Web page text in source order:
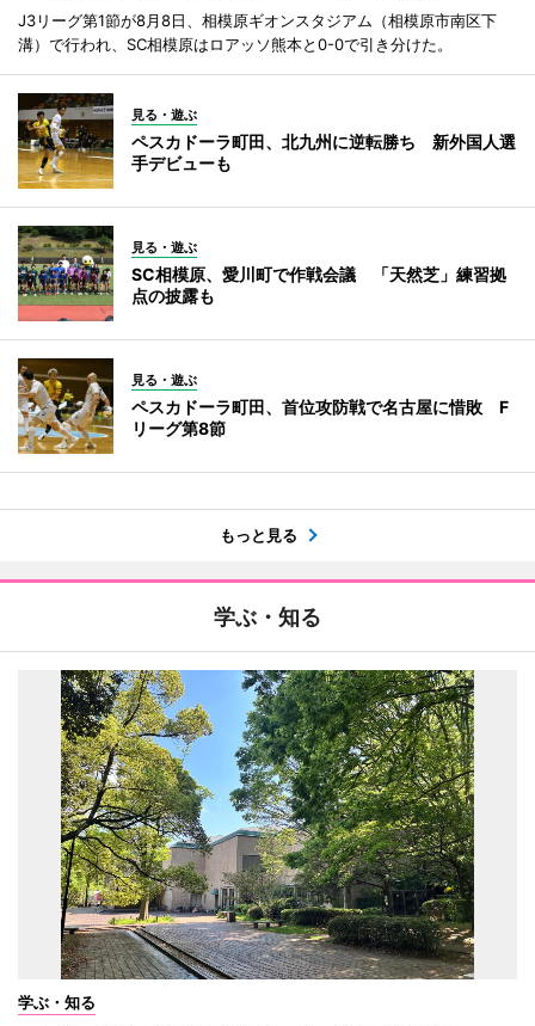
J3リーグ第1節が8月8日、相模原ギオンスタジアム（相模原市南区下
溝）で行われ、SC相模原はロアッソ熊本と0-0で引き分けた。
見る・遊ぶ
ペスカドーラ町田、北九州に逆転勝ち 新外国人選
手デビューも
見る・遊ぶ
SC相模原、愛川町で作戦会議 「天然芝」練習拠
点の披露も
見る・遊ぶ
ペスカドーラ町田、首位攻防戦で名古屋に惜敗 F
リーグ第8節
もっと見る
学ぶ・知る
学ぶ・知る